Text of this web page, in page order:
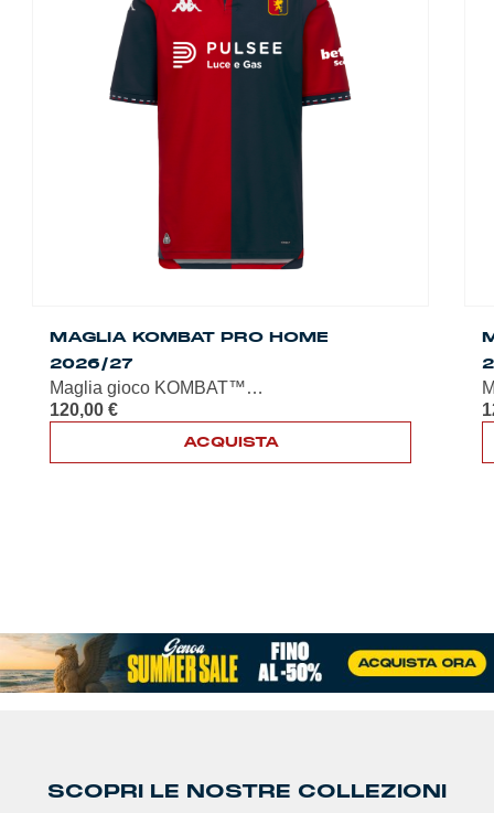
Summer Sale
Isolani x Genoa
Gift Card Online Store
MAGLIA KOMBAT PRO HOME
2026/27
Maglia gioco KOMBAT™…
120,00€
ACQUISTA
SCOPRI LE NOSTRE COLLEZIONI